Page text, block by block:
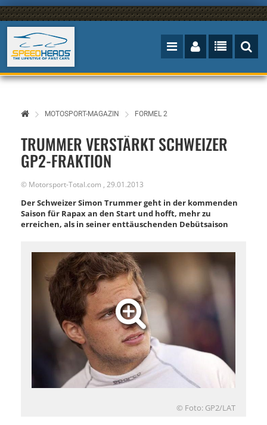
MOTOSPORT-MAGAZIN FORMEL 2
TRUMMER VERSTÄRKT SCHWEIZER
GP2-FRAKTION
© Motorsport-Total.com , 29.01.2013
Der Schweizer Simon Trummer geht in der kommenden
Saison für Rapax an den Start und hofft, mehr zu
erreichen, als in seiner enttäuschenden Debütsaison
© Foto: GP2/LAT